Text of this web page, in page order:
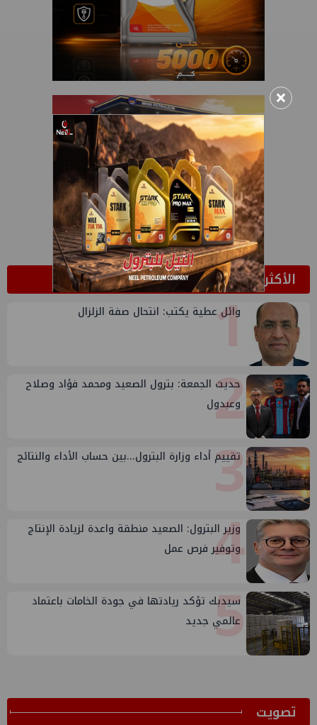
الأكثر قراءة
1
وائل عطية يكتب: انتحال صفة الزلزال
2
حديث الجمعة: بترول الصعيد ومحمد فؤاد وصلاح
وعبدول
3
تقييم أداء وزارة البترول...بين حساب الأداء والنتائج
4
وزير البترول: الصعيد منطقة واعدة لزيادة الإنتاج
وتوفير فرص عمل
5
سيدبك تؤكد ريادتها في جودة الخامات باعتماد
عالمي جديد
ﺗﺼﻮﻳﺖ
×